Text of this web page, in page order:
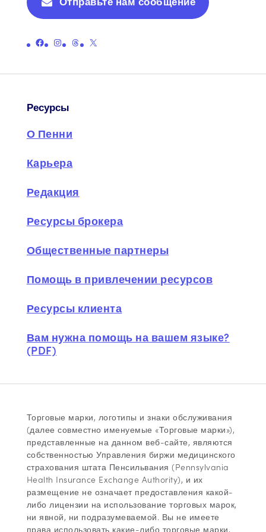
Ссылка на официальную страницу Пенни в Facebook
Ссылка на официальную страницу Пенни в Instagram
Ссылка на официальную страницу ниток ПенниСсылка на официальную страницу Пенни в X (бывший Twitter)
Ресурсы
О Пенни
Карьера
Редакция
Ресурсы брокера
Общественные партнеры
Помощь в привлечении ресурсов
Ресурсы клиента
Вам нужна помощь на вашем языке?
(PDF)
Торговые марки, логотипы и знаки обслуживания
(далее совместно именуемые «Торговые марки»),
представленные на данном веб-сайте, являются
собственностью Управления биржи медицинского
страхования штата Пенсильвания (Pennsylvania
Health Insurance Exchange Authority), и их
размещение не означает предоставления какой-
либо лицензии на использование торговых марок,
ни явной, ни подразумеваемой. Вы не имеете
права использовать какие-либо торговые марки,